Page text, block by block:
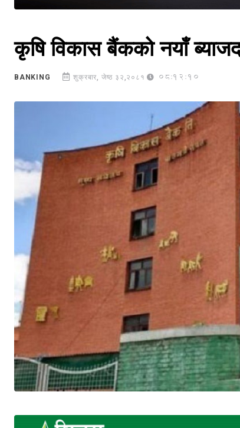
कृषि विकास बैंकको नयाँ
BANKING शुक्रबार, जेष्ठ ३२,२०८१ 08:12:10